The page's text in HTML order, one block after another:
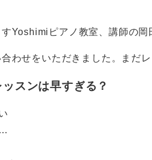
Yoshimiピアノ教室、講師の岡
わせをいただきました。まだ
スンは早すぎる？